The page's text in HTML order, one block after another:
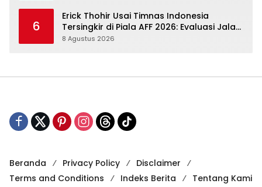
6
Erick Thohir Usai Timnas Indonesia
Tersingkir di Piala AFF 2026: Evaluasi Jalan,
Agenda Berikutnya Menunggu
8 Agustus 2026
Beranda Privacy Policy
Disclaimer
Terms and Conditions
Indeks Berita Tentang Kami